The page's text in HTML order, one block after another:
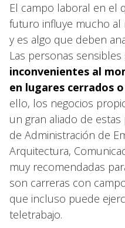
El campo laboral en el
futuro influye mucho al
y es algo que deben
Las personas sensibles
inconvenientes al
en lugares cerrados
ello, los negocios
un gran aliado de
de Administración de
Arquitectura,
muy recomendadas
son carreras con
que incluso puede
teletrabajo.